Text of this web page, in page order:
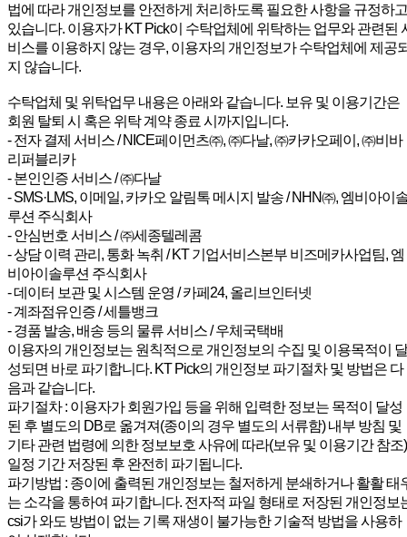
법에 따라 개인정보를 안전하게 처리하도록 필요한 사항을 규정하고
있습니다. 이용자가 KT Pick이 수탁업체에 위탁하는 업무와 관련된
비스를 이용하지 않는 경우, 이용자의 개인정보가 수탁업체에 제공
지 않습니다.
수탁업체 및 위탁업무 내용은 아래와 같습니다. 보유 및 이용기간은
회원 탈퇴 시 혹은 위탁 계약 종료 시까지입니다.
- 전자 결제 서비스 / NICE페이먼츠㈜, ㈜다날, ㈜카카오페이, ㈜비바
리퍼블리카
- 본인인증 서비스 / ㈜다날
- SMS·LMS, 이메일, 카카오 알림톡 메시지 발송 / NHN㈜, 엠비아이
루션 주식회사
- 안심번호 서비스 / ㈜세종텔레콤
- 상담 이력 관리, 통화 녹취 / KT 기업서비스본부 비즈메카사업팀, 엠
비아이솔루션 주식회사
- 데이터 보관 및 시스템 운영 / 카페24, 올리브인터넷
- 계좌점유인증 / 세틀뱅크
- 경품 발송, 배송 등의 물류 서비스 / 우체국택배
이용자의 개인정보는 원칙적으로 개인정보의 수집 및 이용목적이 달
성되면 바로 파기합니다. KT Pick의 개인정보 파기절차 및 방법은 다
음과 같습니다.
파기절차 : 이용자가 회원가입 등을 위해 입력한 정보는 목적이 달성
된 후 별도의 DB로 옮겨져(종이의 경우 별도의 서류함) 내부 방침 및
기타 관련 법령에 의한 정보보호 사유에 따라(보유 및 이용기간 참조)
일정 기간 저장된 후 완전히 파기됩니다.
파기방법 : 종이에 출력된 개인정보는 철저하게 분쇄하거나 활활 태
는 소각을 통하여 파기합니다. 전자적 파일 형태로 저장된 개인정보
csi가 와도 방법이 없는 기록 재생이 불가능한 기술적 방법을 사용하